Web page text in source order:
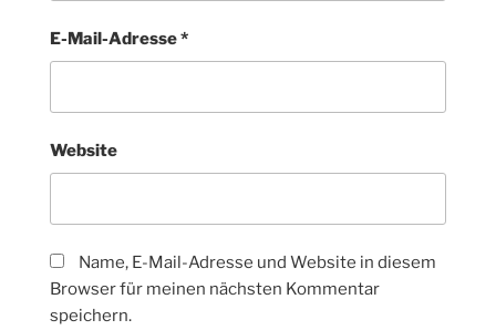
E-Mail-Adresse*
Website
Name, E-Mail-Adresse und Website in diesem
Browser für meinen nächsten Kommentar
speichern.